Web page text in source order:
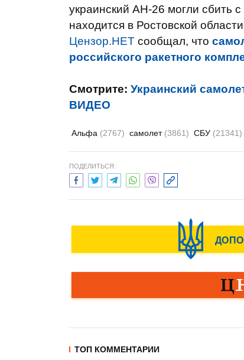
украинский АН-26 могли сбить
находится в Ростовской
Цензор.НЕТ сообщал, что
российского ракетного
Смотрите: Украинский
ВИДЕО
Альфа (2767) самолет (3861) СБУ (21341)
ПОДЕЛИТЬСЯ:
ТОП КОММЕНТАРИИ